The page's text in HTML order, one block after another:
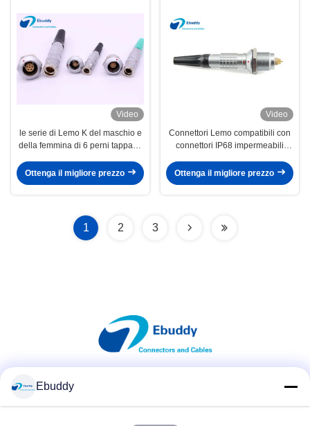
Video
le serie di Lemo K del maschio e
della femmina di 6 perni tappano
di Lemo FGG dell'incavo
Ottenga il migliore prezzo
Video
Connettori Lemo compatibili con
connettori IP68 impermeabili
pull
Ottenga il migliore prezzo
1 2 3
Ebuddy